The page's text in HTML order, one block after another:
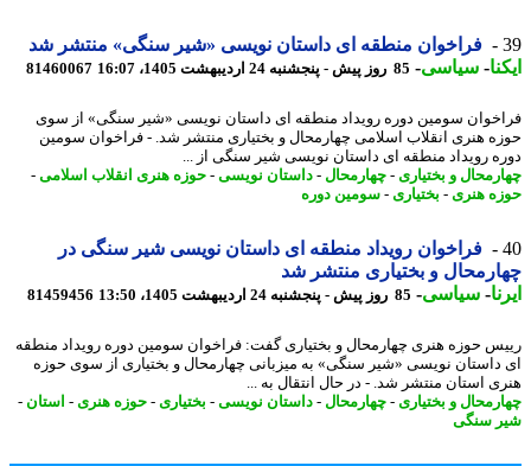
فراخوان منطقه ای داستان نویسی «شیر سنگی» منتشر شد
-سیاسی-85 روز پیش - پنجشنبه 24 اردیبهشت 1405، 16:07 81460067
سومین دوره رویداد منطقه ای داستان نویسی «شیر سنگی» از سوی
هنری انقلاب اسلامی چهارمحال و بختیاری منتشر شد. - فراخوان سومین
رویداد منطقه ای داستان نویسی شیر سنگی از ...
و بختیاری- چهارمحال-داستان نویسی-حوزه هنری انقلاب اسلامی-
هنری- بختیاری- سومین دوره
فراخوان رویداد منطقه ای داستان نویسی شیر سنگی در
و بختیاری منتشر شد
-سیاسی-85 روز پیش - پنجشنبه 24 اردیبهشت 1405، 13:50 81459456
حوزه هنری چهارمحال و بختیاری گفت: فراخوان سومین دوره رویداد منطقه
نویسی «شیر سنگی» به میزبانی چهارمحال و بختیاری از سوی حوزه
استان منتشر شد. - در ﺣﺎل اﻧﺘﻘﺎل ﺑﻪ ...
و بختیاری- چهارمحال-داستان نویسی-بختیاری- حوزه هنری- استان-
سنگی